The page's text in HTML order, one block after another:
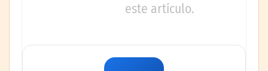
este artículo.